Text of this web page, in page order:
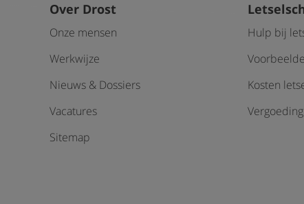
Over Drost
Onze mensen
Werkwijze
Nieuws & Dossiers
Vacatures
Sitemap
Hulp bij
Kosten